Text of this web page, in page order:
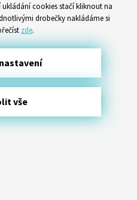
cookies stačí kliknout na
drobečky nakládáme si
zde.
vše